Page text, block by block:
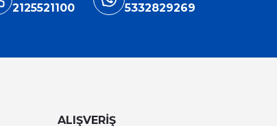
2125521100 5332829269
ALIŞVERİŞ